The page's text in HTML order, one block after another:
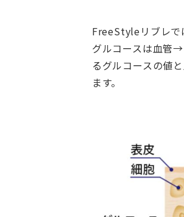
FreeStyleリブレで
グルコースは血管
るグルコースの値
ます。